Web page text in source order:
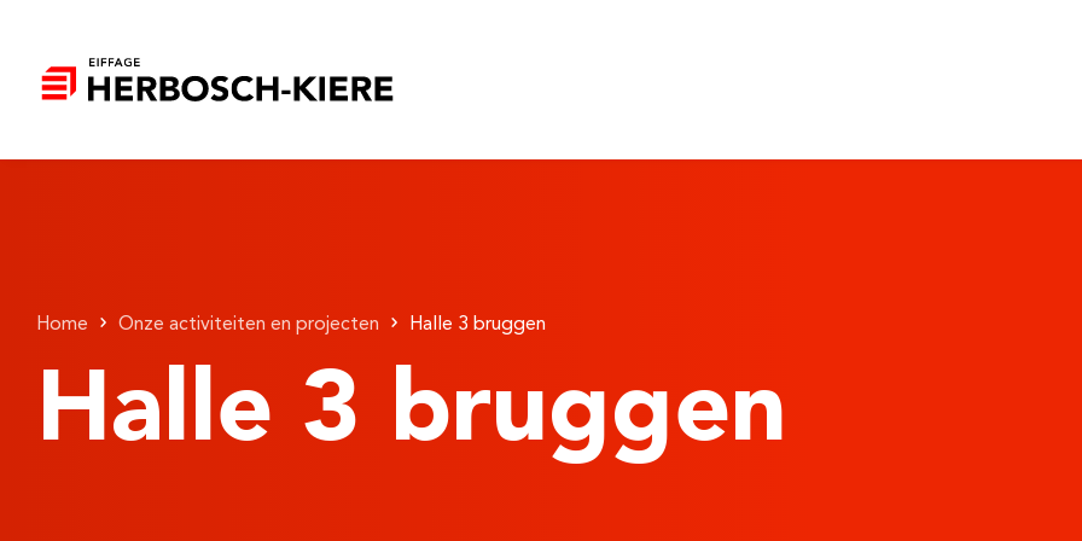
Home Onze activiteiten en projecten Halle 3 bruggen
Halle 3 bruggen